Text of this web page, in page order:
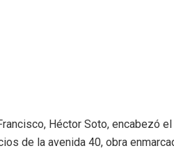
Héctor Soto, encabezó
de la avenida 40, obra